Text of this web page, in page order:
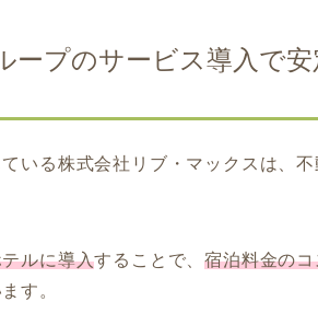
プのサービス導入で安
いる株式会社リブ・マックスは、
ルに導入することで、宿泊料金の
す。